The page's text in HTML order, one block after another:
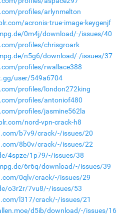
profiles/arlynmelton
acronis-true-image-keygenjf
0m4j/download/-/issues/40
profiles/chrisgroark
n5g6/download/-/issues/37
profiles/rwallace388
user/549a6704
profiles/london272king
profiles/antoniof480
profiles/jasmine562la
nord-vpn-crack-h8
b7v9/crack/-/issues/20
8b0v/crack/-/issues/22
4spze/1p79/-/issues/38
6r6q/download/-/issues/39
0qlv/crack/-/issues/29
o3r2r/7vu8/-/issues/53
l317/crack/-/issues/21
d5ib/download/-/issues/16